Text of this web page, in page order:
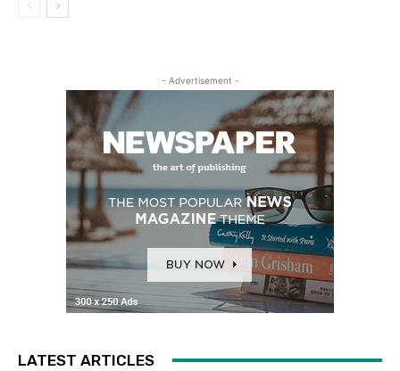
- Advertisement -
LATEST ARTICLES